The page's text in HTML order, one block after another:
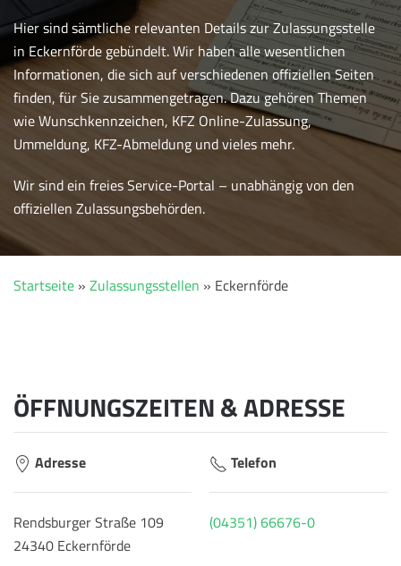
Hier sind sämtliche relevanten Details zur Zulassungsstelle
in Eckernförde gebündelt. Wir haben alle wesentlichen
Informationen, die sich auf verschiedenen offiziellen Seiten
finden, für Sie zusammengetragen. Dazu gehören Themen
wie Wunschkennzeichen, KFZ Online-Zulassung,
Ummeldung, KFZ-Abmeldung und vieles mehr.
Wir sind ein freies Service-Portal – unabhängig von den
offiziellen Zulassungsbehörden.
Startseite » Zulassungsstellen » Eckernförde
ÖFFNUNGSZEITEN & ADRESSE
Adresse
Rendsburger Straße 109
24340 Eckernförde
Telefon
(04351) 66676-0